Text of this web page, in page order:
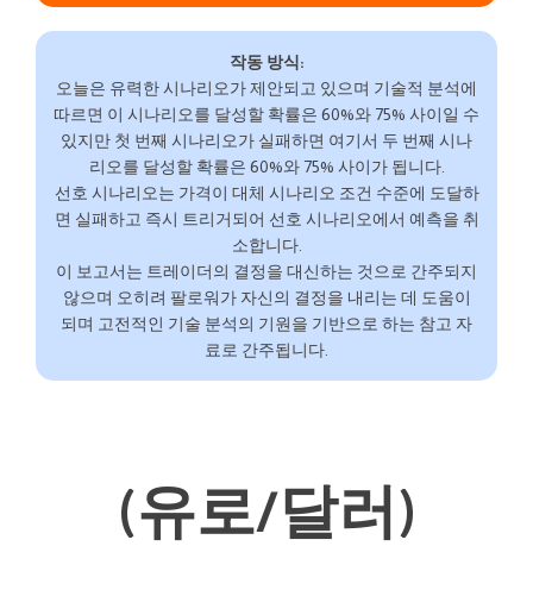
작동 방식:
오늘은 유력한 시나리오가 제안되고 있으며 기술적 분석에
따르면 이 시나리오를 달성할 확률은 60%와 75% 사이일 수
있지만 첫 번째 시나리오가 실패하면 여기서 두 번째 시나
리오를 달성할 확률은 60%와 75% 사이가 됩니다.
선호 시나리오는 가격이 대체 시나리오 조건 수준에 도달하
면 실패하고 즉시 트리거되어 선호 시나리오에서 예측을 취
소합니다.
이 보고서는 트레이더의 결정을 대신하는 것으로 간주되지
않으며 오히려 팔로워가 자신의 결정을 내리는 데 도움이
되며 고전적인 기술 분석의 기원을 기반으로 하는 참고 자
료로 간주됩니다.
(유로/달러)